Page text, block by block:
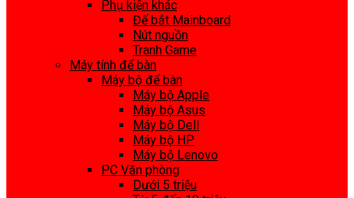
Phụ kiện khác
Đế bắt Mainboard
Nút nguồn
Tranh Game
Máy tính để bàn
Máy bộ để bàn
Máy bộ Apple
Máy bộ Asus
Máy bộ Dell
Máy bộ HP
Máy bộ Lenovo
PC Văn phòng
Dưới 5 triệu